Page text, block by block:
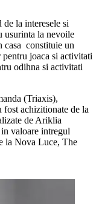
la interesele si
usurinta la nevoile
casa constituie un
joaca si activitati
odihna si activitati
(Triaxis),
achizitionate de la
de Ariklia
valoare intregul
la Nova Luce, The